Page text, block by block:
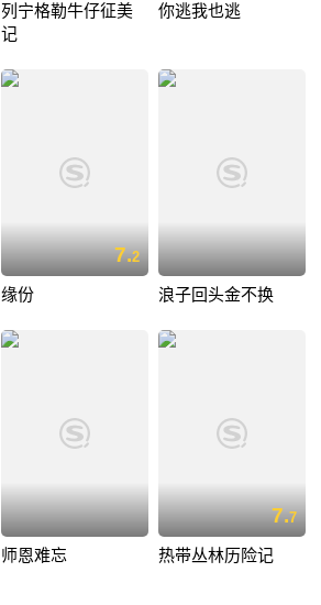
列宁格勒牛仔征美
记
你逃我也逃
7.2
缘份 浪子回头金不换
师恩难忘
7.7
热带丛林历险记